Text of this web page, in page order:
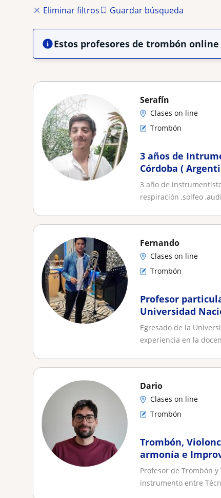
Eliminar filtros
Guardar búsqueda
Estos profesores de trombón
Serafín
Clases on line
Trombón
3 años de
Córdoba (
3 año de
respiración ,solfeo
Fernando
Clases on line
Trombón
Profesor
Universidad
Egresado de la
experiencia en la
Dario
Clases on line
Trombón
Trombón,
armonía e
Profesor de Trombón
instrumento entre